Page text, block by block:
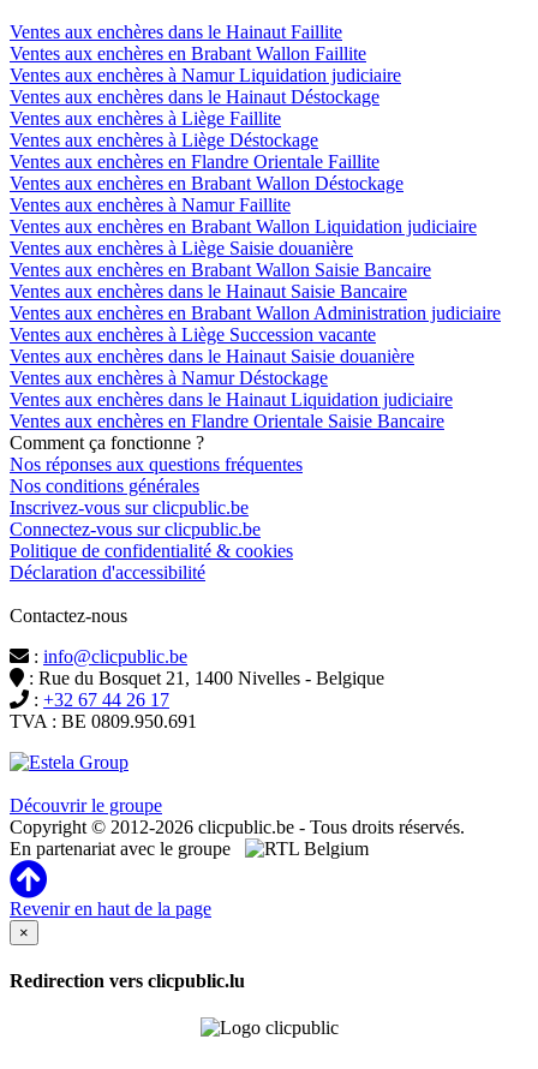
Ventes aux enchères dans le Hainaut Faillite
Ventes aux enchères en Brabant Wallon Faillite
Ventes aux enchères à Namur Liquidation judiciaire
Ventes aux enchères dans le Hainaut Déstockage
Ventes aux enchères à Liège Faillite
Ventes aux enchères à Liège Déstockage
Ventes aux enchères en Flandre Orientale Faillite
Ventes aux enchères en Brabant Wallon Déstockage
Ventes aux enchères à Namur Faillite
Ventes aux enchères en Brabant Wallon Liquidation judiciaire
Ventes aux enchères à Liège Saisie douanière
Ventes aux enchères en Brabant Wallon Saisie Bancaire
Ventes aux enchères dans le Hainaut Saisie Bancaire
Ventes aux enchères en Brabant Wallon Administration judiciaire
Ventes aux enchères à Liège Succession vacante
Ventes aux enchères dans le Hainaut Saisie douanière
Ventes aux enchères à Namur Déstockage
Ventes aux enchères dans le Hainaut Liquidation judiciaire
Ventes aux enchères en Flandre Orientale Saisie Bancaire
Comment ça fonctionne ?
Nos réponses aux questions fréquentes
Nos conditions générales
Inscrivez-vous sur clicpublic.be
Connectez-vous sur clicpublic.be
Politique de confidentialité & cookies
Déclaration d'accessibilité
Contactez-nous
: info@clicpublic.be
: Rue du Bosquet 21, 1400 Nivelles - Belgique
: +32 67 44 26 17
TVA : BE 0809.950.691
Découvrir le groupe
Copyright © 2012-2026 clicpublic.be - Tous droits réservés.
En partenariat avec le groupe
Revenir en haut de la page
×
Redirection vers clicpublic.lu